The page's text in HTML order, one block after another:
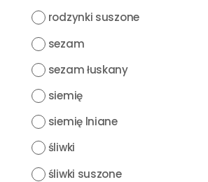
rodzynki suszone
sezam
sezam łuskany
siemię
siemię lniane
śliwki
śliwki suszone